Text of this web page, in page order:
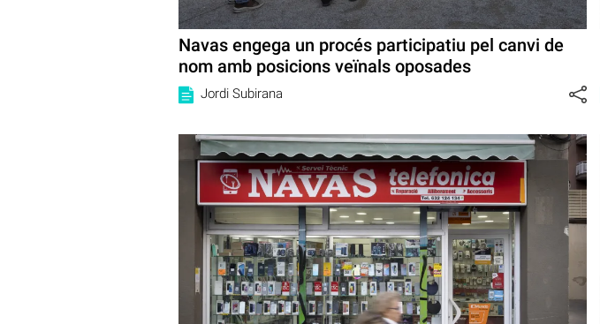
Navas engega un procés participatiu pel canvi de
nom amb posicions veïnals oposades
Jordi Subirana